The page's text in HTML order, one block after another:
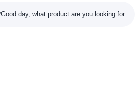
فئات
Good day, what product are you looking for?